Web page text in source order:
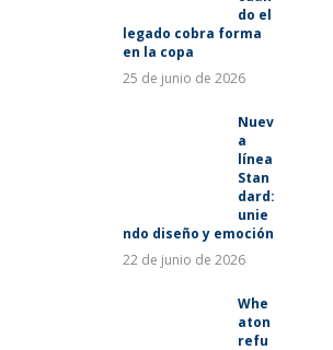
do el
legado cobra forma
en la copa
25 de junio de 2026
Nuev
a
línea
Stan
dard:
unie
ndo diseño y emoción
22 de junio de 2026
Whe
aton
refu